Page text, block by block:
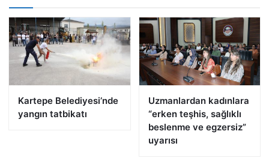
Kartepe Belediyesi’nde
yangın tatbikatı
Uzmanlardan kadınlara
“erken teşhis, sağlıklı
beslenme ve egzersiz”
uyarısı